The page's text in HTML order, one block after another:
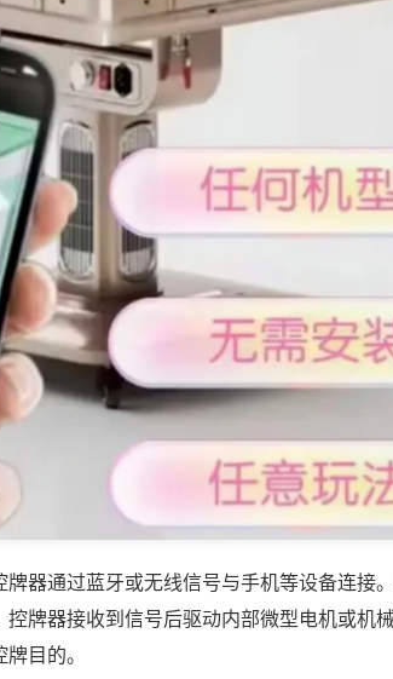
器通过蓝牙或无线信号与手机等设备连接
牌器接收到信号后驱动内部微型电机或机
目的。